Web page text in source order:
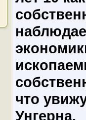
что
Унгерна.